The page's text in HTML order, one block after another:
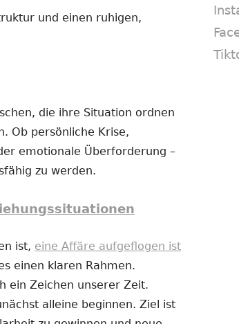
und einen ruhigen,
die ihre Situation ordnen
Ob persönliche Krise,
emotionale Überforderung –
zu werden.
ist, eine Affäre aufgeflogen ist
einen klaren Rahmen.
ein Zeichen unserer Zeit.
alleine beginnen. Ziel ist